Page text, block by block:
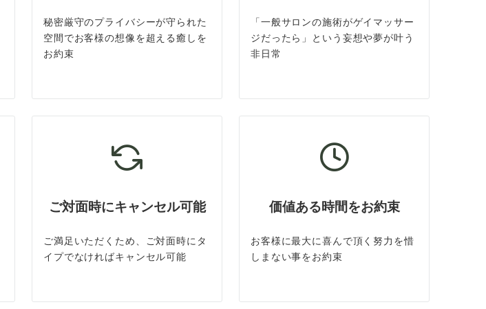
秘密厳守のプライバシーが守られた
空間でお客様の想像を超える癒しを
お約束
「一般サロンの施術がゲイマッサー
ジだったら」という妄想や夢が叶う
非日常
ご対面時にキャンセル可能
ご満足いただくため、ご対面時にタ
イプでなければキャンセル可能
価値ある時間をお約束
お客様に最大に喜んで頂く努力を惜
しまない事をお約束